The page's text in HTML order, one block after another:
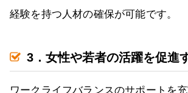
経験を持つ人材の確保が可能です。
3．女性や若者の活躍を促進
ワークライフバランスのサポートを